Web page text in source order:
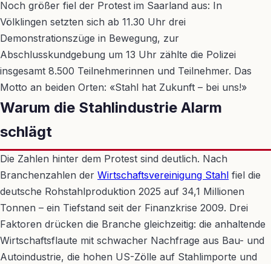
Noch größer fiel der Protest im Saarland aus: In
Völklingen setzten sich ab 11.30 Uhr drei
Demonstrationszüge in Bewegung, zur
Abschlusskundgebung um 13 Uhr zählte die Polizei
insgesamt 8.500 Teilnehmerinnen und Teilnehmer. Das
Motto an beiden Orten: «Stahl hat Zukunft – bei uns!»
Warum die Stahlindustrie Alarm
schlägt
Die Zahlen hinter dem Protest sind deutlich. Nach
Branchenzahlen der Wirtschaftsvereinigung Stahl fiel die
deutsche Rohstahlproduktion 2025 auf 34,1 Millionen
Tonnen – ein Tiefstand seit der Finanzkrise 2009. Drei
Faktoren drücken die Branche gleichzeitig: die anhaltende
Wirtschaftsflaute mit schwacher Nachfrage aus Bau- und
Autoindustrie, die hohen US-Zölle auf Stahlimporte und